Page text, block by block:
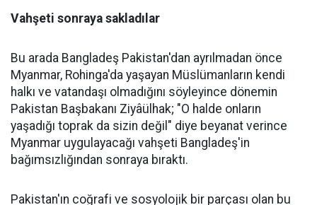
Vahşeti sonraya sakladılar
Bu arada Bangladeş Pakistan'dan ayrılmadan önce
Myanmar, Rohinga'da yaşayan Müslümanların kendi
halkı ve vatandaşı olmadığını söyleyince dönemin
Pakistan Başbakanı Ziyâülhak; "O halde onların
yaşadığı toprak da sizin değil" diye beyanat verince
Myanmar uygulayacağı vahşeti Bangladeş'in
bağımsızlığından sonraya bıraktı.
Pakistan'ın coğrafi ve sosyolojik bir parçası olan bu